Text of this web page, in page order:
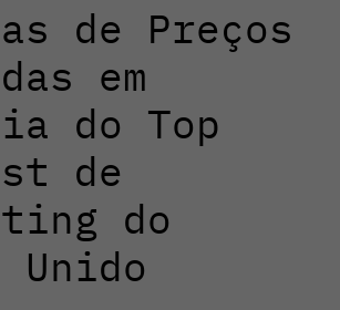
de Preços
em
do Top
de
do
Unido